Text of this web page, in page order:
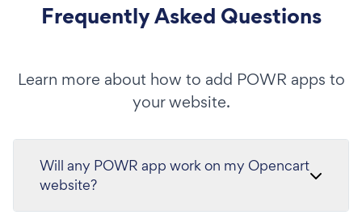
Frequently Asked Questions
Learn more about how to add POWR apps to
your website.
Will any POWR app work on my Opencart
website?